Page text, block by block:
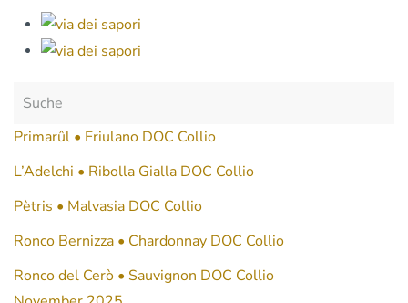
Primarûl • Friulano DOC Collio
L’Adelchi • Ribolla Gialla DOC Collio
Pètris • Malvasia DOC Collio
Ronco Bernizza • Chardonnay DOC Collio
Ronco del Cerò • Sauvignon DOC Collio